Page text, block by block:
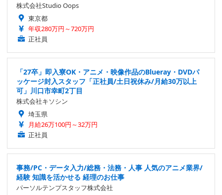
株式会社Studio Oops
東京都
年収280万円～720万円
正社員
「27卒」即入寮OK・アニメ・映像作品のBlueray・DVDパ
ッケージ封入スタッフ「正社員/土日祝休み/月給30万以上
可」川口市幸町2丁目
株式会社キソシン
埼玉県
月給26万100円～32万円
正社員
事務/PC・データ入力/総務・法務・人事 人気のアニメ業界/
経験 知識を活かせる 経理のお仕事
パーソルテンプスタッフ株式会社